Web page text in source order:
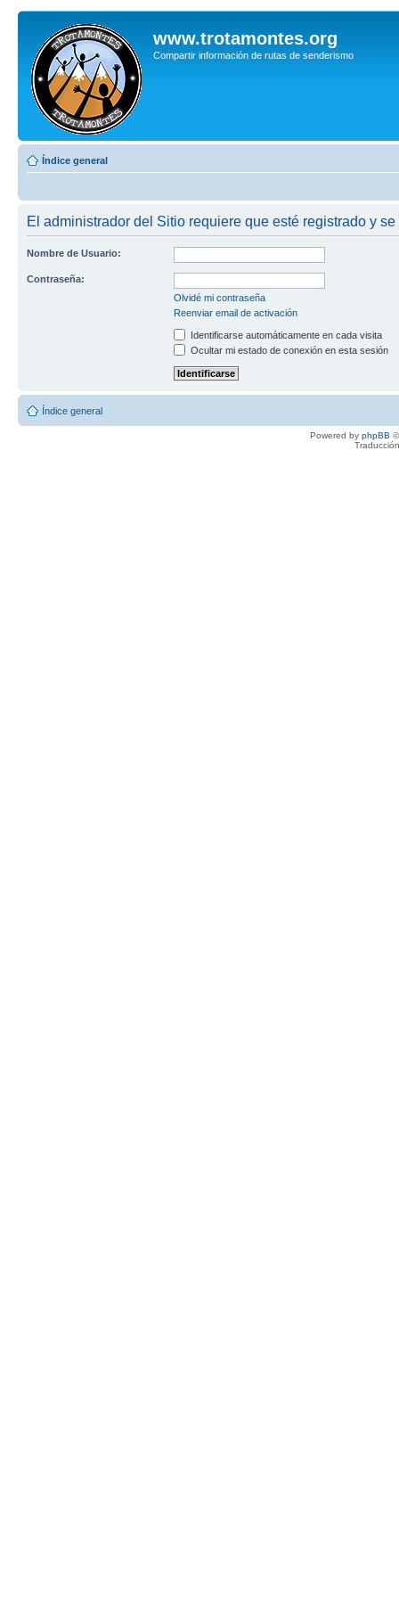
www.trotamontes.org
Compartir información de rutas de senderismo
Índice general
El administrador del Sitio requiere que esté registrado y
Nombre de Usuario:
Contraseña:
Olvidé mi contraseña
Reenviar email de activación
Identificarse automáticamente en cada visita
Ocultar mi estado de conexión en esta sesión
Índice general
Powered by phpBB